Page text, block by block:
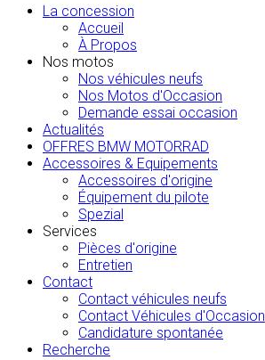
La concession
Accueil
À Propos
Nos motos
Nos véhicules neufs
Nos Motos d'Occasion
Demande essai occasion
Actualités
OFFRES BMW MOTORRAD
Accessoires & Equipements
Accessoires d'origine
Équipement du pilote
Spezial
Services
Pièces d'origine
Entretien
Contact
Contact véhicules neufs
Contact Véhicules d'Occasion
Candidature spontanée
Recherche